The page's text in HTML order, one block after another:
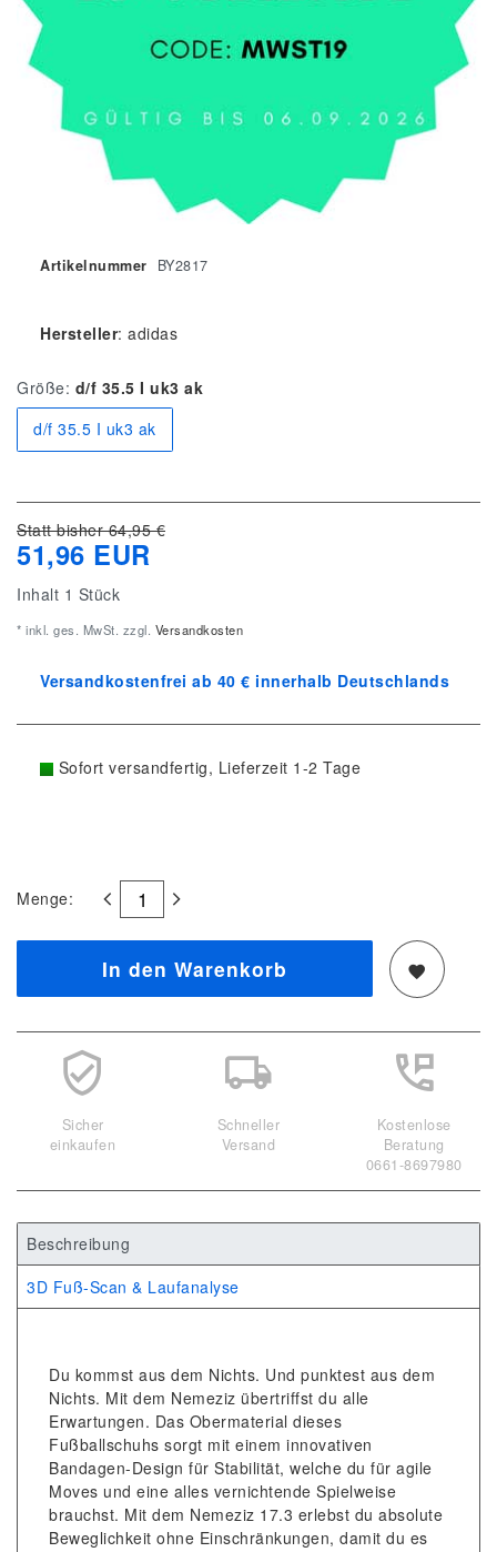
Artikelnummer BY2817
Hersteller: adidas
Größe: d/f 35.5 I uk3 ak
d/f 35.5 I uk3 ak
Statt bisher 64,95 €
51,96 EUR
Inhalt 1 Stück
* inkl. ges. MwSt. zzgl. Versandkosten
Versandkostenfrei ab 40 € innerhalb Deutschlands
Sofort versandfertig, Lieferzeit 1-2 Tage
Menge:
In den Warenkorb
Sicher
einkaufen
Schneller
Versand
Kostenlose
Beratung
0661-8697980
Beschreibung
3D Fuß-Scan & Laufanalyse
Du kommst aus dem Nichts. Und punktest aus dem
Nichts. Mit dem Nemeziz übertriffst du alle
Erwartungen. Das Obermaterial dieses
Fußballschuhs sorgt mit einem innovativen
Bandagen-Design für Stabilität, welche du für agile
Moves und eine alles vernichtende Spielweise
brauchst. Mit dem Nemeziz 17.3 erlebst du absolute
Beweglichkeit ohne Einschränkungen, damit du es